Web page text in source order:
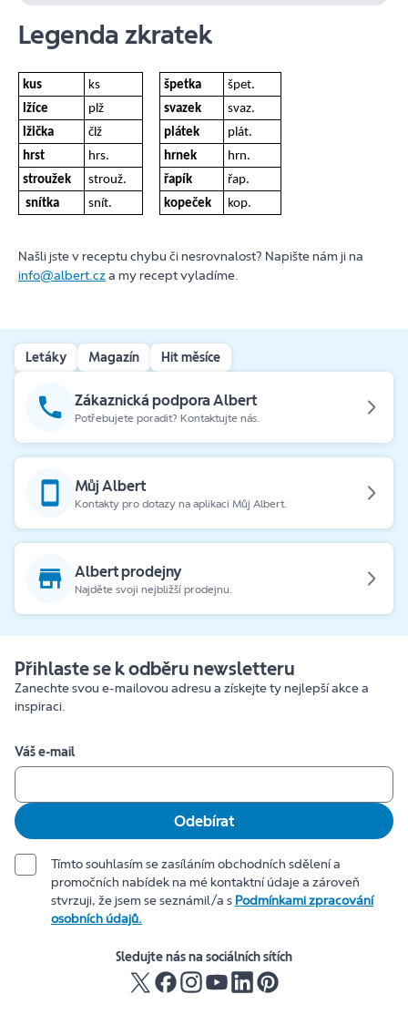
Legenda zkratek
kus ks špetka
špet.
lžíce
plž svazek
svaz.
lžička
člž plátek
plát.
hrst
hrs. hrnek
hrn.
stroužek
strouž. řapík
řap.
snítka
snít. kopeček kop.
Našli jste v receptu chybu či nesrovnalost? Napište nám ji na
info@albert.cza my recept vyladíme.
Letáky Magazín Hit měsíce
Zákaznická podpora Albert
Potřebujete poradit? Kontaktujte nás.
Můj Albert
Kontakty pro dotazy na aplikaci Můj Albert.
Albert prodejny
Najděte svoji nejbližší prodejnu.
Přihlaste se k odběru newsletteru
Zanechte svou e-mailovou adresu a získejte ty nejlepší akce a
inspiraci.
Váš e-mail
Odebírat
Tímto souhlasím se zasíláním obchodních sdělení a
promočních nabídek na mé kontaktní údaje a zároveň
stvrzuji, že jsem se seznámil/a s Podmínkami zpracování
osobních údajů.
Sledujte nás na sociálních sítích